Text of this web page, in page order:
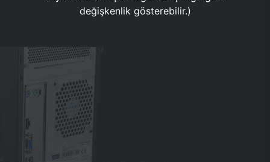
değişkenlik gösterebilir.)